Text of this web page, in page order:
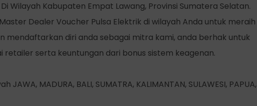
Wilayah Kabupaten Empat Lawang, Provinsi Sumatera Selatan.
Dealer Voucher Pulsa Elektrik di wilayah Anda untuk meraih
mendaftarkan diri anda sebagai mitra kami, anda berhak untuk
serta keuntungan dari bonus sistem keagenan.
MADURA, BALI, SUMATRA, KALIMANTAN, SULAWESI, PAPUA,